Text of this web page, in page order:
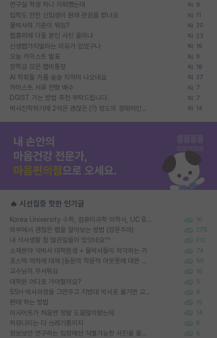
연구실 학생 하나 자퇴했는데 9
입학도 안한 신입생이 원래 관심을 받나요 11
물박사의 기준이 뭐임? 20
랩홈피에 다들 본인 사진 올리냐 23
신생랩가지말라는 이유가 있었구나 16
오늘 카이스트 발표 6
장학금 모은 랩비통장 18
AI 학회들 거품 슬슬 지적이 나오네요 27
카이스트 서류 전형 배수 7
DGIST 가는 방법 추천 부탁드립니다. 7
박사진학하기에 2억은 괜찮은 (?) 정도의 경제력인가요 14
🔥 시선집중 핫한 인기글
Korea University 수학, 컴퓨터과학 이학사, UC Berkeley 산업공학 대학원 공학박사가 되는 것은 쉽지 않겠죠? 10
외부에서 괜찮은 랩을 알아보는 방법 (장문주의) 275
내 석사생활 참 많은일들이 있엇네요^^ 212
소재분야 석박사 대학원생 + 물박사들이 착각하는 거 74
포스텍 억까에 대해 (동문의 학문적 아웃풋에 대한 반박) 50
교수님이 무서워요 16
대학원 어디로 가야할까요? 5
SSH 박사과정을 그만두고 지방대 박사로 옮기면 교수의 꿈은 끝일까요? 9
편애 하는 방법 15
이사이트가 처음엔 정말 도움많이됐는데 14
커뮤니티는 다 쓰레기통이지 6
정보보안 연구하는 입장에선 식별가능한 사진을 올리는건 비추이긴함 5